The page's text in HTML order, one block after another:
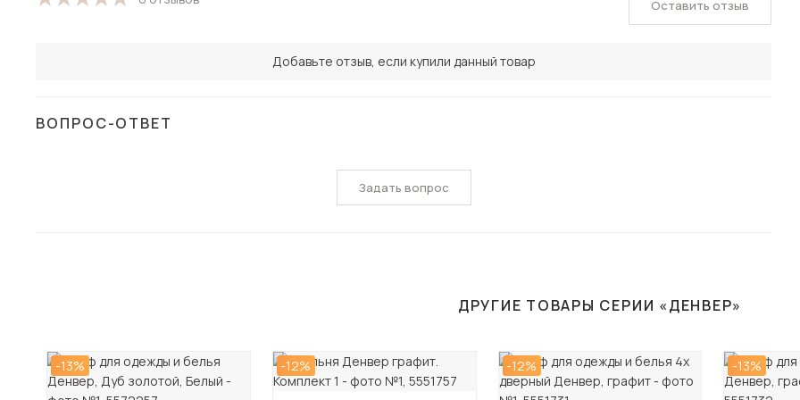
Добавьте отзыв, если купили данный товар
Оставить отзыв
ВОПРОС-ОТВЕТ
Задать вопрос
ДРУГИЕ ТОВАРЫ СЕРИИ «ДЕНВЕР»
-13% -12% -12% -13%